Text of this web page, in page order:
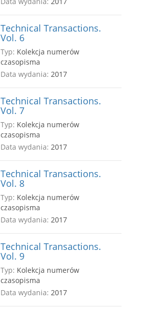
Technical Transactions.
Vol. 6
Typ: Kolekcja numerów
czasopisma
Data wydania: 2017
Technical Transactions.
Vol. 7
Typ: Kolekcja numerów
czasopisma
Data wydania: 2017
Technical Transactions.
Vol. 8
Typ: Kolekcja numerów
czasopisma
Data wydania: 2017
Technical Transactions.
Vol. 9
Typ: Kolekcja numerów
czasopisma
Data wydania: 2017